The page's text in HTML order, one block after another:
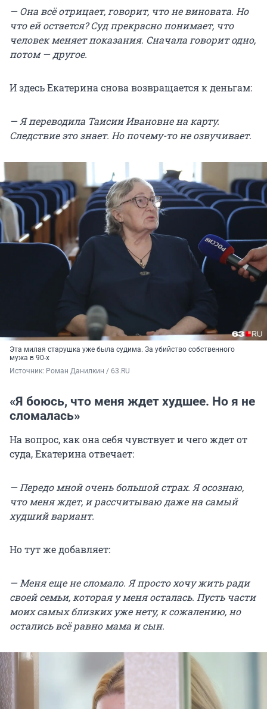
— Она всё отрицает, говорит, что не виновата. Но
что ей остается? Суд прекрасно понимает, что
человек меняет показания. Сначала говорит одно,
потом — другое.
И здесь Екатерина снова возвращается к деньгам:
— Я переводила Таисии Ивановне на карту.
Следствие это знает. Но почему-то не озвучивает.
Эта милая старушка уже была судима. За убийство собственного
мужа в 90-х
Источник: Роман Данилкин / 63.RU
«Я боюсь, что меня ждет худшее. Но я не
сломалась»
На вопрос, как она себя чувствует и чего ждет от
суда, Екатерина отвечает:
— Передо мной очень большой страх. Я осознаю,
что меня ждет, и рассчитываю даже на самый
худший вариант.
Но тут же добавляет:
— Меня еще не сломало. Я просто хочу жить ради
своей семьи, которая у меня осталась. Пусть части
моих самых близких уже нету, к сожалению, но
остались всё равно мама и сын.